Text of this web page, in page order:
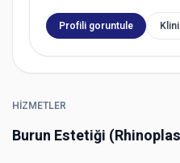
Profili goruntule
HIZMETLER
Burun Estetiği